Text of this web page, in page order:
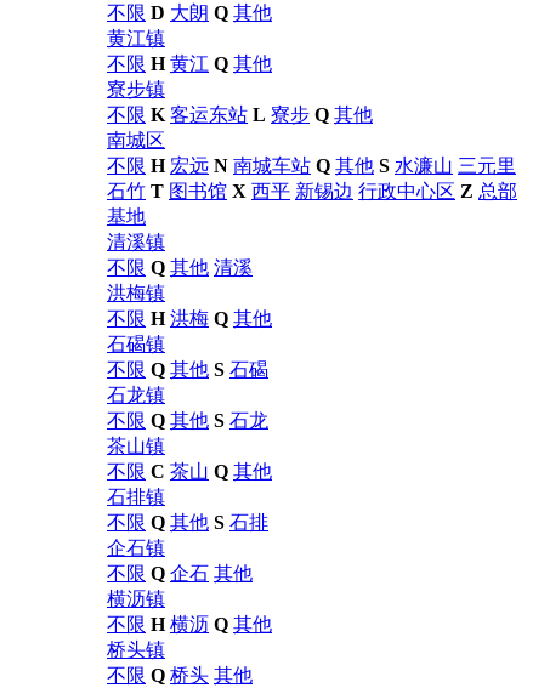
不限 D 大朗 Q 其他
黄江镇
不限 H 黄江 Q 其他
寮步镇
不限 K 客运东站 L 寮步 Q 其他
南城区
不限 H 宏远 N 南城车站 Q 其他 S 水濂山 三元里
石竹 T 图书馆 X 西平 新锡边 行政中心区 Z 总部
基地
清溪镇
不限 Q 其他 清溪
洪梅镇
不限 H 洪梅 Q 其他
石碣镇
不限 Q 其他 S 石碣
石龙镇
不限 Q 其他 S 石龙
茶山镇
不限 C 茶山 Q 其他
石排镇
不限 Q 其他 S 石排
企石镇
不限 Q 企石 其他
横沥镇
不限 H 横沥 Q 其他
桥头镇
不限 Q 桥头 其他